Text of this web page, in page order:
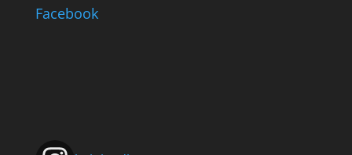
Facebook